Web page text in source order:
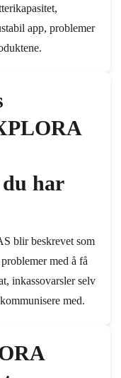
app, problemer
har
blir beskrevet som
med å få
inkassovarsler selv
med.